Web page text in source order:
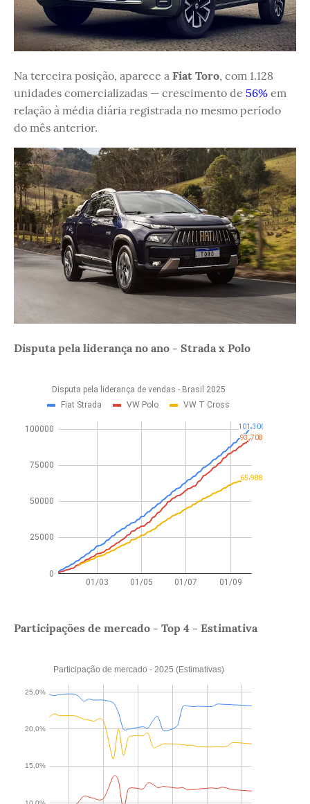
Na terceira posição, aparece a Fiat Toro, com 1.128
unidades comercializadas — crescimento de 56% em
relação à média diária registrada no mesmo período
do mês anterior.
Disputa pela liderança no ano - Strada x Polo
Participações de mercado - Top 4 - Estimativa